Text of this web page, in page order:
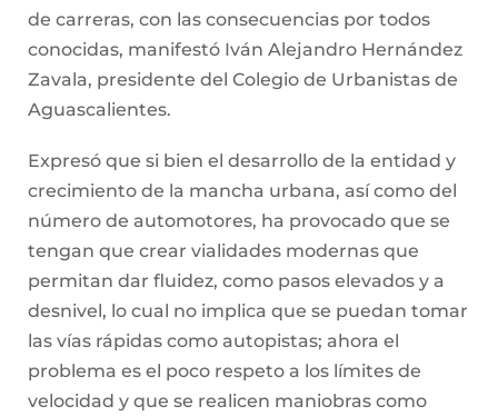
de carreras, con las consecuencias por todos
conocidas, manifestó Iván Alejandro Hernández
Zavala, presidente del Colegio de Urbanistas de
Aguascalientes.
Expresó que si bien el desarrollo de la entidad y
crecimiento de la mancha urbana, así como del
número de automotores, ha provocado que se
tengan que crear vialidades modernas que
permitan dar fluidez, como pasos elevados y a
desnivel, lo cual no implica que se puedan tomar
las vías rápidas como autopistas; ahora el
problema es el poco respeto a los límites de
velocidad y que se realicen maniobras como